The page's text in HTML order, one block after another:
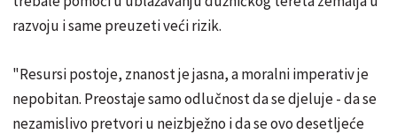
razvoju i same preuzeti veći rizik.
"Resursi postoje, znanost je jasna, a moralni imperativ je
nepobitan. Preostaje samo odlučnost da se djeluje - da se
nezamislivo pretvori u neizbježno i da se ovo desetljeće